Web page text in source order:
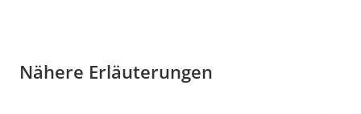
Nähere Erläuterungen